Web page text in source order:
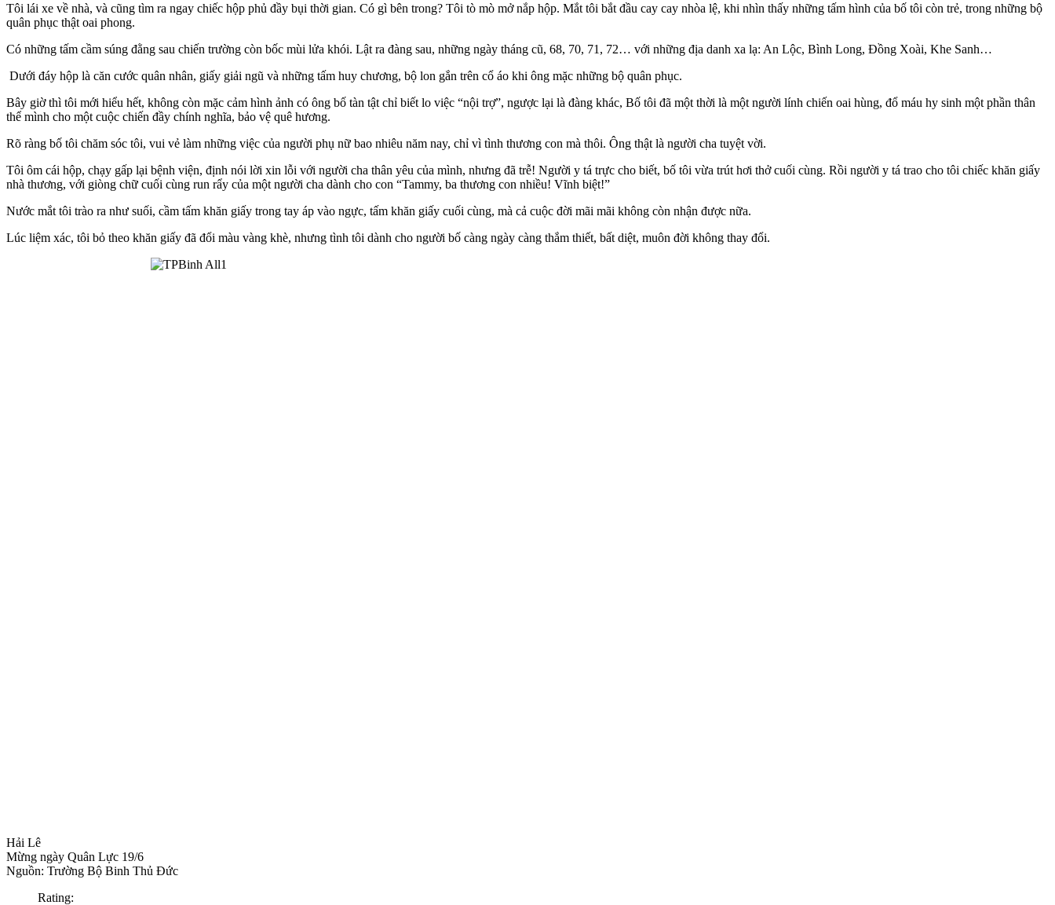
Tôi lái xe về nhà, và cũng tìm ra ngay chiếc hộp phủ đầy bụi thời gian. Có gì bên trong? Tôi tò mò mở nắp hộp. Mắt tôi bắt đầu cay cay nhòa lệ, khi nhìn thấy những tấm hình của bố tôi còn trẻ, trong những bộ
quân phục thật oai phong.
Có những tấm cầm súng đằng sau chiến trường còn bốc mùi lửa khói. Lật ra đàng sau, những ngày tháng cũ, 68, 70, 71, 72… với những địa danh xa lạ: An Lộc, Bình Long, Đồng Xoài, Khe Sanh…
Dưới đáy hộp là căn cước quân nhân, giấy giải ngũ và những tấm huy chương, bộ lon gắn trên cổ áo khi ông mặc những bộ quân phục.
Bây giờ thì tôi mới hiểu hết, không còn mặc cảm hình ảnh có ông bố tàn tật chỉ biết lo việc “nội trợ”, ngược lại là đàng khác, Bố tôi đã một thời là một người lính chiến oai hùng, đổ máu hy sinh một phần thân
thể mình cho một cuộc chiến đầy chính nghĩa, bảo vệ quê hương.
Rõ ràng bố tôi chăm sóc tôi, vui vẻ làm những việc của người phụ nữ bao nhiêu năm nay, chỉ vì tình thương con mà thôi. Ông thật là người cha tuyệt vời.
Tôi ôm cái hộp, chạy gấp lại bệnh viện, định nói lời xin lỗi với người cha thân yêu của mình, nhưng đã trễ! Người y tá trực cho biết, bố tôi vừa trút hơi thở cuối cùng. Rồi người y tá trao cho tôi chiếc khăn giấy
nhà thương, với giòng chữ cuối cùng run rẩy của một người cha dành cho con “Tammy, ba thương con nhiều! Vĩnh biệt!”
Nước mắt tôi trào ra như suối, cầm tấm khăn giấy trong tay áp vào ngực, tấm khăn giấy cuối cùng, mà cả cuộc đời mãi mãi không còn nhận được nữa.
Lúc liệm xác, tôi bỏ theo khăn giấy đã đổi màu vàng khè, nhưng tình tôi dành cho người bố càng ngày càng thắm thiết, bất diệt, muôn đời không thay đổi.
Hải Lê
Mừng ngày Quân Lực 19/6
Nguồn: Trường Bộ Binh Thủ Đức
Rating: